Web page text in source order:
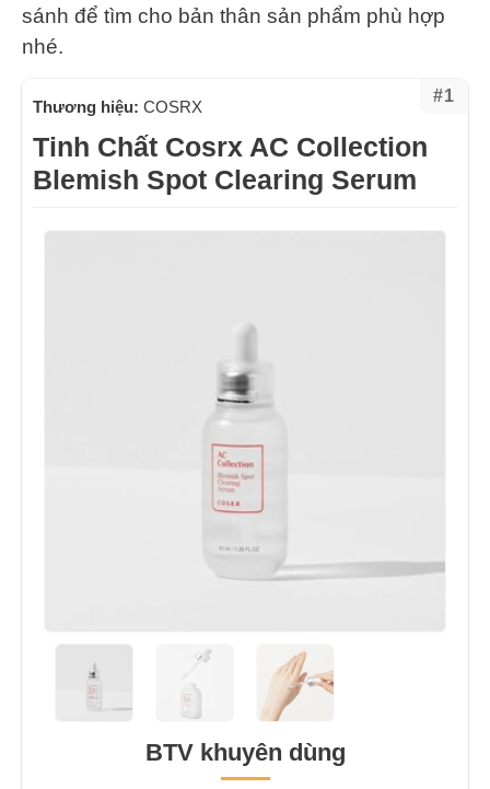
sánh để tìm cho bản thân sản phẩm phù hợp
nhé.
#1
Thương hiệu: COSRX
Tinh Chất Cosrx AC Collection
Blemish Spot Clearing Serum
BTV khuyên dùng